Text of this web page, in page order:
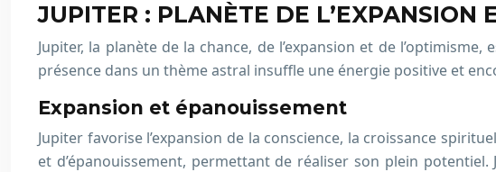
JUPITER : PLANÈTE DE L’EXPANSION
Jupiter, la planète de la chance, de l’expansion et de
présence dans un thème astral insuffle une énergie positive et
Expansion et épanouissement
Jupiter favorise l’expansion de la conscience, la croissance
et d’épanouissement, permettant de réaliser son plein